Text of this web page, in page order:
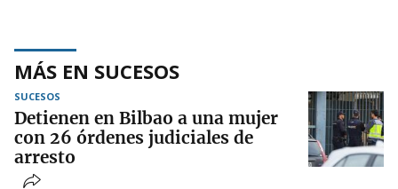
MÁS EN SUCESOS
SUCESOS
Detienen en Bilbao a una mujer
con 26 órdenes judiciales de
arresto